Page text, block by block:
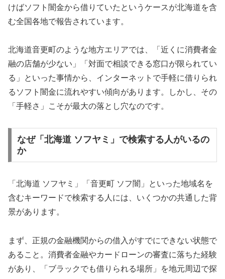
けばソフト闇金から借りていたというケースが北海道を含
む全国各地で報告されています。
北海道音更町のような地方エリアでは、「近くに消費者金
融の店舗が少ない」「対面で相談できる窓口が限られてい
る」といった事情から、インターネットで手軽に借りられ
るソフト闇金に流れやすい傾向があります。しかし、その
「手軽さ」こそが最大の落とし穴なのです。
なぜ「北海道 ソフヤミ」で検索する人がいるの
か
「北海道 ソフヤミ」「音更町 ソフ闇」といった地域名を
含むキーワードで検索する人には、いくつかの共通した背
景があります。
まず、正規の金融機関からの借入がすでにできない状態で
あること。消費者金融やカードローンの審査に落ちた経験
があり、「ブラックでも借りられる場所」を地元周辺で探